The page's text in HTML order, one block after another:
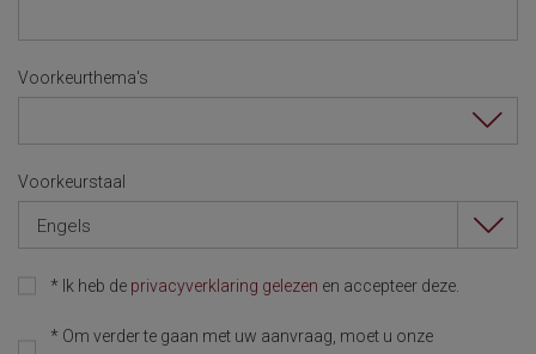
Voorkeurthema's
Voorkeurstaal
Engels
* Ik heb de privacyverklaring gelezen en accepteer deze.
* Om verder te gaan met uw aanvraag, moet u onze